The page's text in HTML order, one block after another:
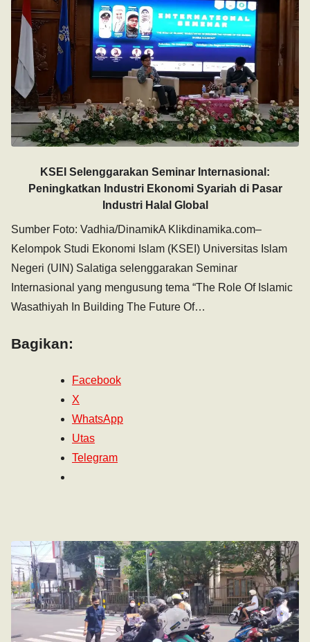
KSEI Selenggarakan Seminar Internasional:
Peningkatkan Industri Ekonomi Syariah di Pasar
Industri Halal Global
Sumber Foto: Vadhia/DinamikA Klikdinamika.com–
Kelompok Studi Ekonomi Islam (KSEI) Universitas Islam
Negeri (UIN) Salatiga selenggarakan Seminar
Internasional yang mengusung tema “The Role Of Islamic
Wasathiyah In Building The Future Of…
Bagikan:
Facebook
X
WhatsApp
Utas
Telegram